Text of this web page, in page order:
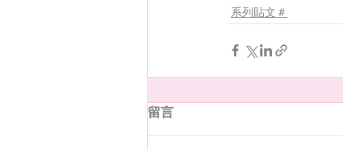
系列貼文＃
留言